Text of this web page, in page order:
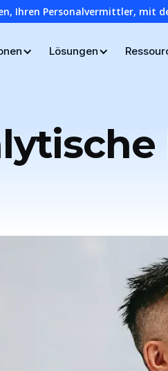
Ihren Personalvermittler, mit
Lösungen